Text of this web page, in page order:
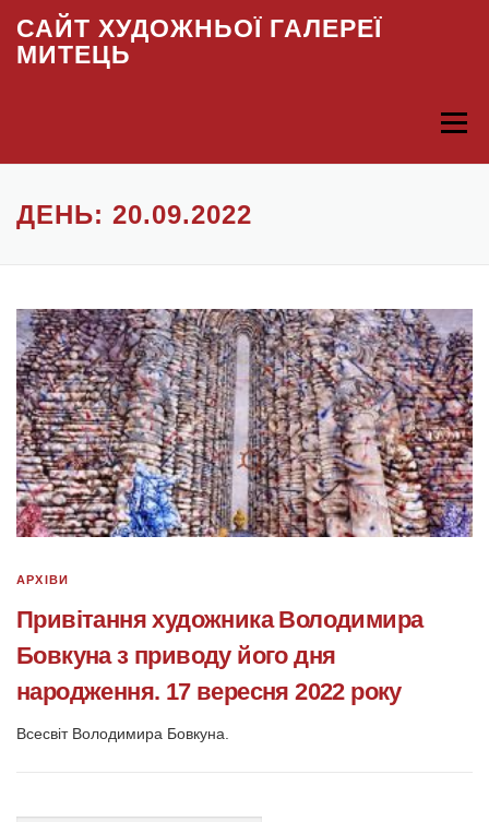
Skip to content
САЙТ ХУДОЖНЬОЇ ГАЛЕРЕЇ
МИТЕЦЬ
Menu
ДЕНЬ: 20.09.2022
АРХІВИ
Привітання художника Володимира
Бовкуна з приводу його дня
народження. 17 вересня 2022 року
Всесвіт Володимира Бовкуна.